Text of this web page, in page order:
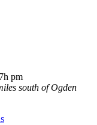
pm
south of Ogden